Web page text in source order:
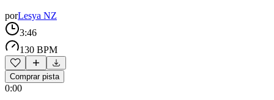
porLesya NZ
3:46
130 BPM
Comprar pista
0:00